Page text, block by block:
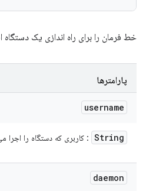
خط فرمان را برای راه اندازی یک
پارامترها
username
String : کاربری که دستگاه را اجرا
daemon